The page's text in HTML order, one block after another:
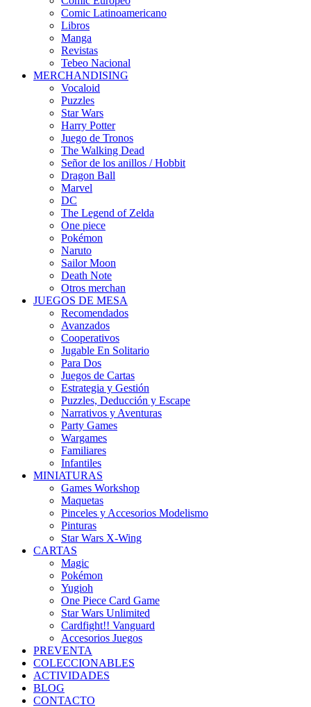
Comic Latinoamericano
Libros
Manga
Revistas
Tebeo Nacional
MERCHANDISING
Vocaloid
Puzzles
Star Wars
Harry Potter
Juego de Tronos
The Walking Dead
Señor de los anillos / Hobbit
Dragon Ball
Marvel
DC
The Legend of Zelda
One piece
Pokémon
Naruto
Sailor Moon
Death Note
Otros merchan
JUEGOS DE MESA
Recomendados
Avanzados
Cooperativos
Jugable En Solitario
Para Dos
Juegos de Cartas
Estrategia y Gestión
Puzzles, Deducción y Escape
Narrativos y Aventuras
Party Games
Wargames
Familiares
Infantiles
MINIATURAS
Games Workshop
Maquetas
Pinceles y Accesorios Modelismo
Pinturas
Star Wars X-Wing
CARTAS
Magic
Pokémon
Yugioh
One Piece Card Game
Star Wars Unlimited
Cardfight!! Vanguard
Accesorios Juegos
PREVENTA
COLECCIONABLES
ACTIVIDADES
BLOG
CONTACTO